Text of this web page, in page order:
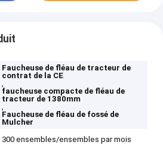
Faucheuse de fléau de tracteur de
contrat de la CE
,
faucheuse compacte de fléau de
tracteur de 1380mm
,
Faucheuse de fléau de fossé de
Mulcher
300 ensembles/ensembles par mois